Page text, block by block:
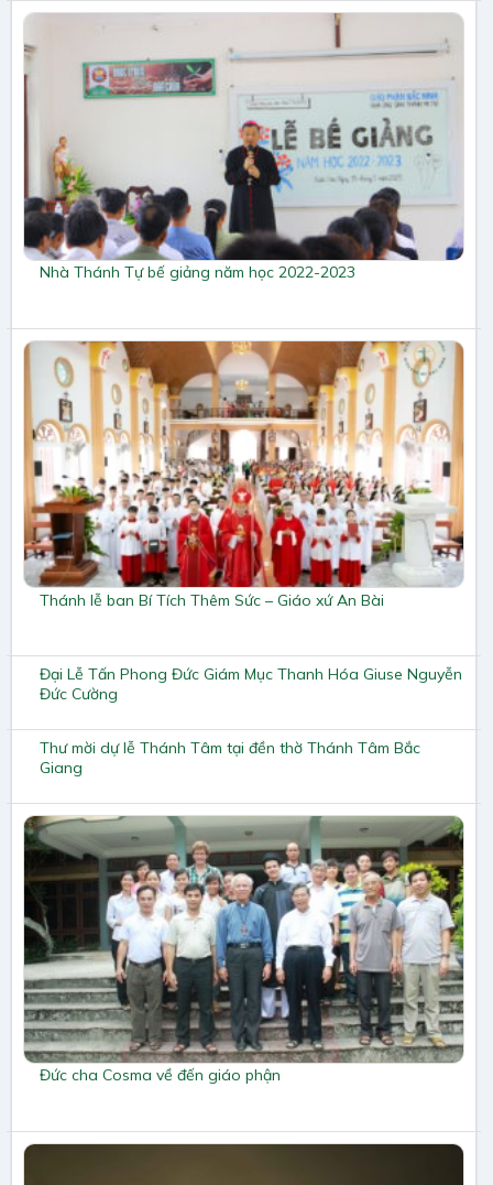
Nhà Thánh Tự bế giảng năm học 2022-2023
Thánh lễ ban Bí Tích Thêm Sức – Giáo xứ An Bài
Đại Lễ Tấn Phong Đức Giám Mục Thanh Hóa Giuse Nguyễn
Đức Cường
Thư mời dự lễ Thánh Tâm tại đền thờ Thánh Tâm Bắc
Giang
Đức cha Cosma về đến giáo phận